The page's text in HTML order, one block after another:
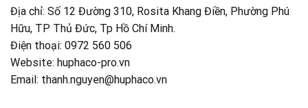
Địa chỉ: Số 12 Đường 310, Rosita Khang Điền, Phường Phú
Hữu, TP Thủ Đức, Tp Hồ Chí Minh.
Điện thoại: 0972 560 506
Website: huphaco-pro.vn
Email: thanh.nguyen@huphaco.vn